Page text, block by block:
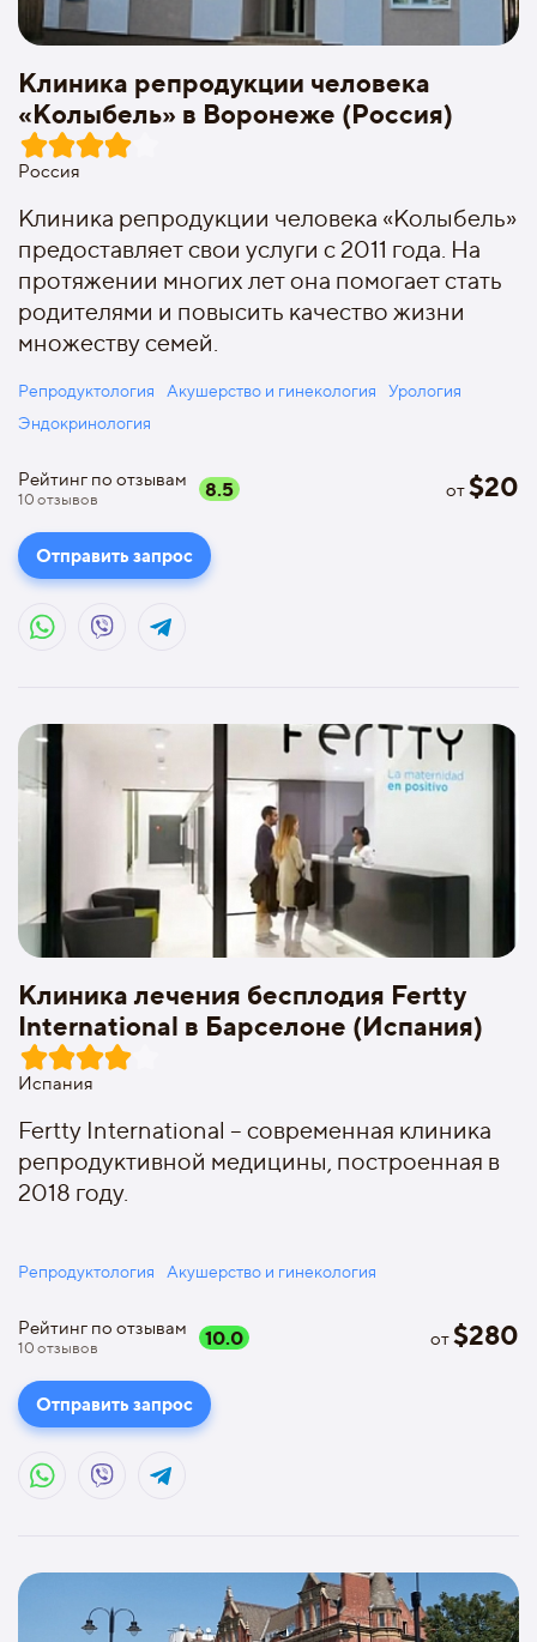
Клиника репродукции человека
«Колыбель» в Воронеже (Россия)
Россия
Клиника репродукции человека «Колыбель»
предоставляет свои услуги с 2011 года. На
протяжении многих лет она помогает стать
родителями и повысить качество жизни
множеству семей.
Репродуктология Акушерство и гинекология
Урология
Эндокринология
Рейтинг по отзывам
10отзывов 8.5 от$20
Отправить запрос
Клиника лечения бесплодия Fertty
International в Барселоне (Испания)
Испания
Fertty International – современная клиника
репродуктивной медицины, построенная в
2018 году.
Репродуктология Акушерство и гинекология
Рейтинг по отзывам
10отзывов 10.0 от$280
Отправить запрос